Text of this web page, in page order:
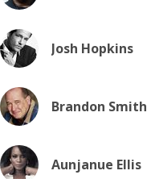
Josh Hopkins
Brandon Smith
Aunjanue Ellis